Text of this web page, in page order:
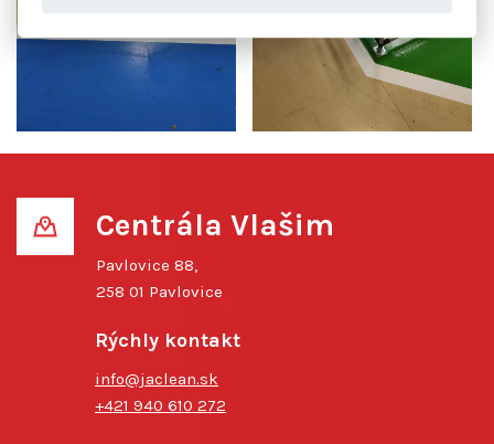
Centrála Vlašim
Pavlovice 88,
258 01 Pavlovice
Rýchly kontakt
info@jaclean.sk
+421 940 610 272